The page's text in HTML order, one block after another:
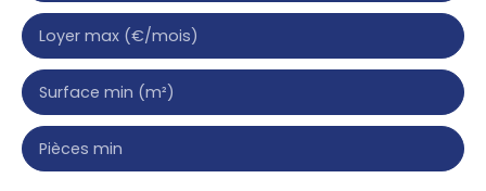
Loyer max (€/mois)
Surface min (m²)
Pièces min